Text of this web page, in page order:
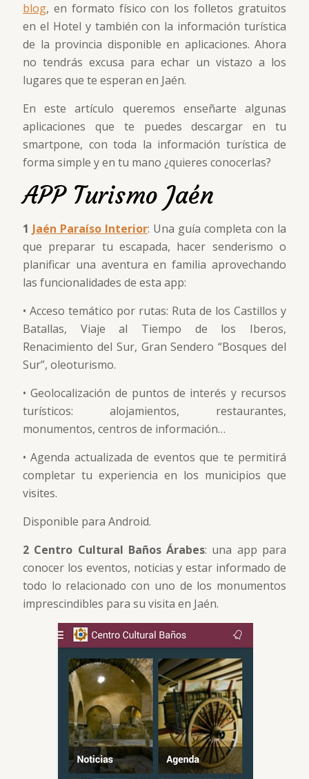
blog, en formato físico con los folletos gratuitos
en el Hotel y también con la información turística
de la provincia disponible en aplicaciones. Ahora
no tendrás excusa para echar un vistazo a los
lugares que te esperan en Jaén.
En este artículo queremos enseñarte algunas
aplicaciones que te puedes descargar en tu
smartpone, con toda la información turística de
forma simple y en tu mano ¿quieres conocerlas?
APP Turismo Jaén
1 Jaén Paraíso Interior: Una guía completa con la
que preparar tu escapada, hacer senderismo o
planificar una aventura en familia aprovechando
las funcionalidades de esta app:
• Acceso temático por rutas: Ruta de los Castillos y
Batallas, Viaje al Tiempo de los Iberos,
Renacimiento del Sur, Gran Sendero “Bosques del
Sur”, oleoturismo.
• Geolocalización de puntos de interés y recursos
turísticos: alojamientos, restaurantes,
monumentos, centros de información…
• Agenda actualizada de eventos que te permitirá
completar tu experiencia en los municipios que
visites.
Disponible para Android.
2 Centro Cultural Baños Árabes: una app para
conocer los eventos, noticias y estar informado de
todo lo relacionado con uno de los monumentos
imprescindibles para su visita en Jaén.